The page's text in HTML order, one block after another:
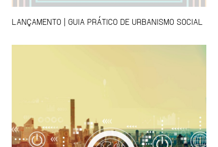
LANÇAMENTO | GUIA PRÁTICO DE URBANISMO SOCIAL